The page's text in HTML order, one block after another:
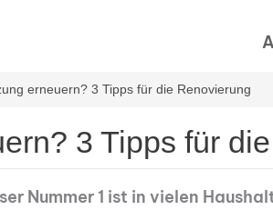
erneuern? 3 Tipps für die Renovierung
3 Tipps für
Nummer 1 ist in vielen